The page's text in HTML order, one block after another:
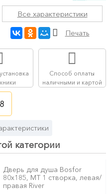
Все характеристики
Печать
Способ оплаты
наличными и картой
категории
Дверь для душа Bosfor
80x185, MT 1 створка, левая/
правая River